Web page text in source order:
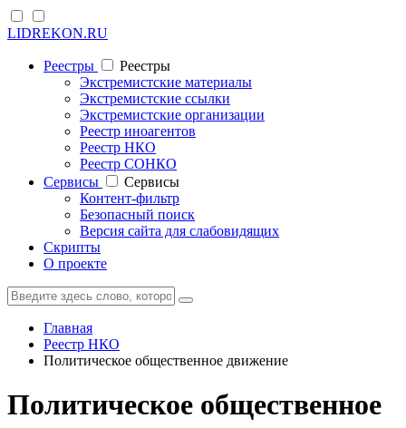
LIDREKON.RU
Реестры
Реестры
Экстремистские материалы
Экстремистские ссылки
Экстремистские организации
Реестр иноагентов
Реестр НКО
Реестр СОНКО
Cервисы
Cервисы
Контент-фильтр
Безопасный поиск
Версия сайта для слабовидящих
Скрипты
О проекте
Главная
Реестр НКО
Политическое общественное движение
Политическое общественное